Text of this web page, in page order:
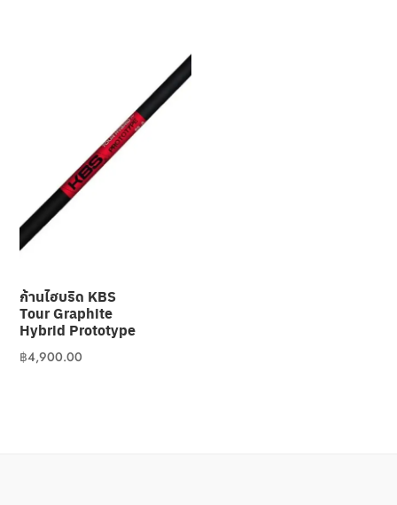
ก้านไฮบริด KBS
Tour Graphite
Hybrid Prototype
฿4,900.00